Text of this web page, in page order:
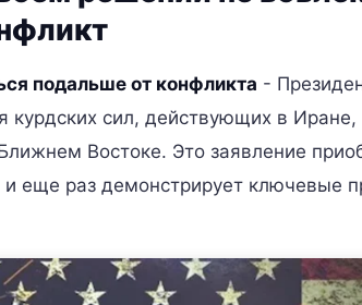
подальше от конфликта -
курдских сил, действующих в
Востоке. Это заявление
еще раз демонстрирует ключевые